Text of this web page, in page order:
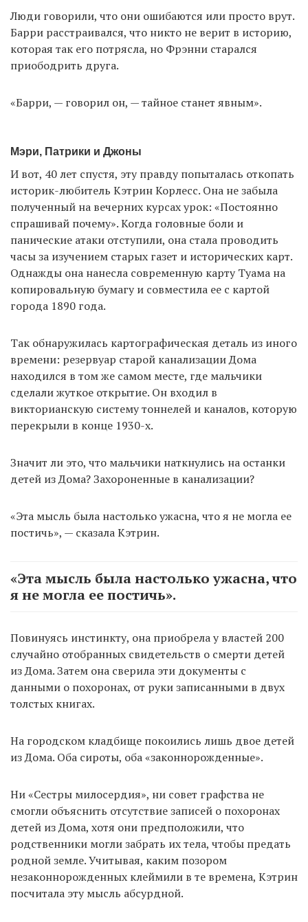
Люди говорили, что они ошибаются или просто врут.
Барри расстраивался, что никто не верит в историю,
которая так его потрясла, но Фрэнни старался
приободрить друга.
«Барри, — говорил он, — тайное станет явным».
Мэри, Патрики и Джоны
И вот, 40 лет спустя, эту правду попыталась откопать
историк-любитель Кэтрин Корлесс. Она не забыла
полученный на вечерних курсах урок: «Постоянно
спрашивай почему». Когда головные боли и
панические атаки отступили, она стала проводить
часы за изучением старых газет и исторических карт.
Однажды она нанесла современную карту Туама на
копировальную бумагу и совместила ее с картой
города 1890 года.
Так обнаружилась картографическая деталь из иного
времени: резервуар старой канализации Дома
находился в том же самом месте, где мальчики
сделали жуткое открытие. Он входил в
викторианскую систему тоннелей и каналов, которую
перекрыли в конце 1930-х.
Значит ли это, что мальчики наткнулись на останки
детей из Дома? Захороненные в канализации?
«Эта мысль была настолько ужасна, что я не могла ее
постичь», — сказала Кэтрин.
«Эта мысль была настолько ужасна, что
я не могла ее постичь».
Повинуясь инстинкту, она приобрела у властей 200
случайно отобранных свидетельств о смерти детей
из Дома. Затем она сверила эти документы с
данными о похоронах, от руки записанными в двух
толстых книгах.
На городском кладбище покоились лишь двое детей
из Дома. Оба сироты, оба «законнорожденные».
Ни «Сестры милосердия», ни совет графства не
смогли объяснить отсутствие записей о похоронах
детей из Дома, хотя они предположили, что
родственники могли забрать их тела, чтобы предать
родной земле. Учитывая, каким позором
незаконнорожденных клеймили в те времена, Кэтрин
посчитала эту мысль абсурдной.